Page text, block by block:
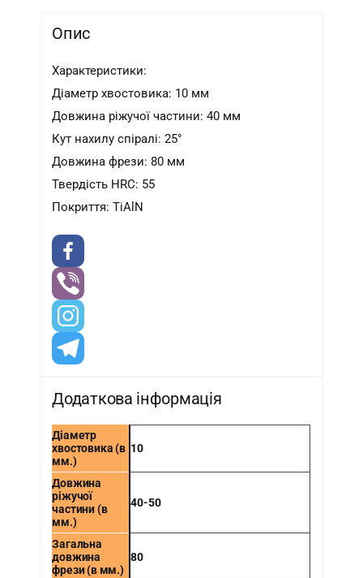
Опис
Характеристики:
Діаметр хвостовика: 10 мм
Довжина ріжучої частини: 40 мм
Кут нахилу спіралі: 25°
Довжина фрези: 80 мм
Твердість HRC: 55
Покриття: TiAlN
Додаткова інформація
Діаметр
хвостовика (в
мм.)
10
Довжина
ріжучої
частини (в
мм.)
40-50
Загальна
довжина
фрези (в мм.)
80